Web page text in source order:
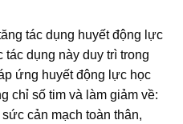
tác dụng huyết động lực
tác dụng này duy trì trong
ứng huyết động lực học
chỉ số tim và làm giảm về:
cản mạch toàn thân,